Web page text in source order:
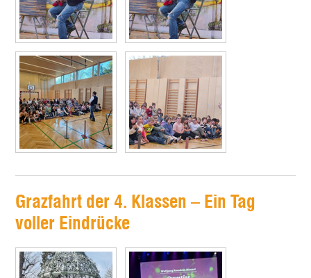
Grazfahrt der 4. Klassen – Ein Tag
voller Eindrücke